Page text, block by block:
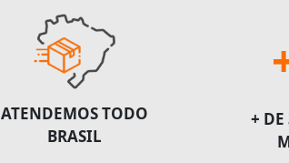
ATENDEMOS TODO
BRASIL
+